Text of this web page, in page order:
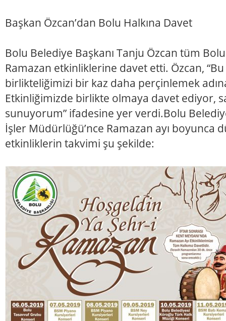
Başkan Özcan’dan Bolu Halkına Davet
Bolu Belediye Başkanı Tanju Özcan tüm
Ramazan etkinliklerine davet etti. Özcan,
birlikteliğimizi bir kaz daha perçinlemek
Etkinliğimizde birlikte olmaya davet ediyor,
sunuyorum” ifadesine yer verdi.Bolu
İşler Müdürlüğü’nce Ramazan ayı boyunca
etkinliklerin takvimi şu şekilde: